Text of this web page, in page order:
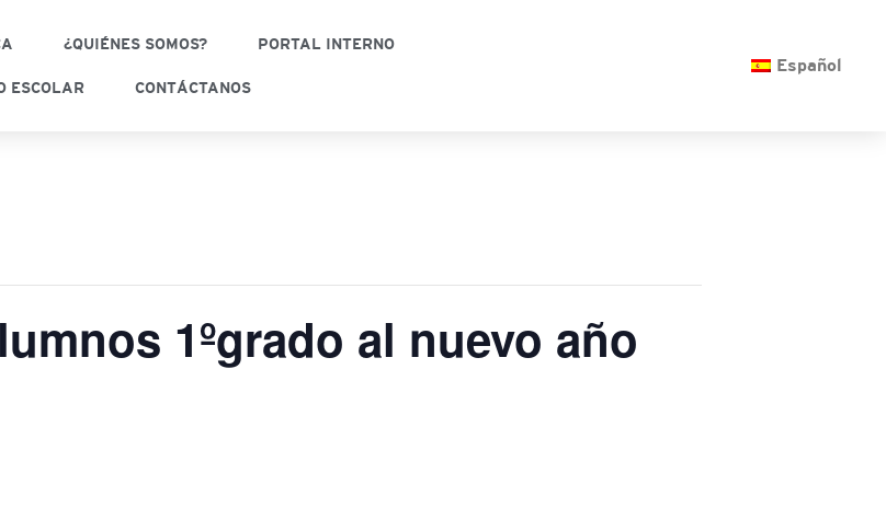
¿QUIÉNES SOMOS? PORTAL INTERNO
ESCOLAR CONTÁCTANOS
Español
1ºgrado al nuevo año